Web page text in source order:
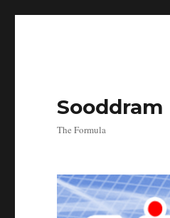
Sooddram
The Formula